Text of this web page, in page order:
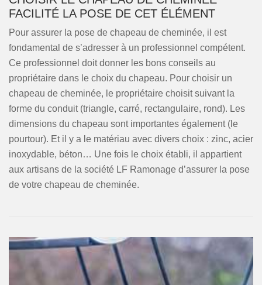
FACILITÉ LA POSE DE CET ÉLÉMENT
Pour assurer la pose de chapeau de cheminée, il est
fondamental de s’adresser à un professionnel compétent.
Ce professionnel doit donner les bons conseils au
propriétaire dans le choix du chapeau. Pour choisir un
chapeau de cheminée, le propriétaire choisit suivant la
forme du conduit (triangle, carré, rectangulaire, rond). Les
dimensions du chapeau sont importantes également (le
pourtour). Et il y a le matériau avec divers choix : zinc, acier
inoxydable, béton… Une fois le choix établi, il appartient
aux artisans de la société LF Ramonage d’assurer la pose
de votre chapeau de cheminée.